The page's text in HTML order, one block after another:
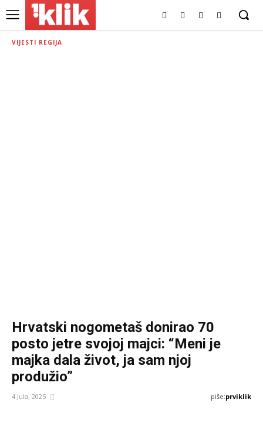
VIJESTI REGIJA
Hrvatski nogometaš donirao 70
posto jetre svojoj majci: “Meni je
majka dala život, ja sam njoj
produžio”
4 Jula, 2025 piše:prviklik